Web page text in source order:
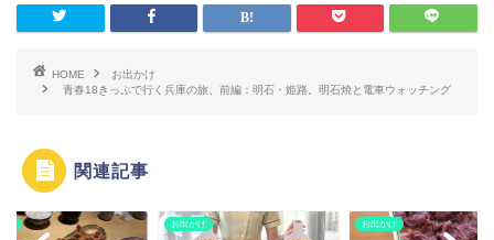
HOME
お出かけ
青春18きっぷで行く兵庫の旅、前編：明石・姫路。明石焼と電車ウォッチング
関連記事
お出かけ お出かけ